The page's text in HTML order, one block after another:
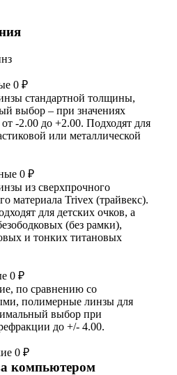
0 ₽
стандартной толщины,
выбор – при значениях
-2.00 до +2.00. Подходят для
или металлической
0 ₽
из сверхпрочного
материала Trivex (трайвекс).
для детских очков, а
(без рамки),
и тонких титановых
0 ₽
по сравнению со
полимерные линзы для
выбор при
до +/- 4.00.
0 ₽
компьютером